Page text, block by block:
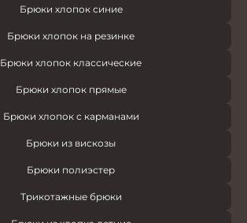
Брюки хлопок синие
Брюки хлопок на резинке
Брюки хлопок классические
Брюки хлопок прямые
Брюки хлопок с карманами
Брюки из вискозы
Брюки полиэстер
Трикотажные брюки